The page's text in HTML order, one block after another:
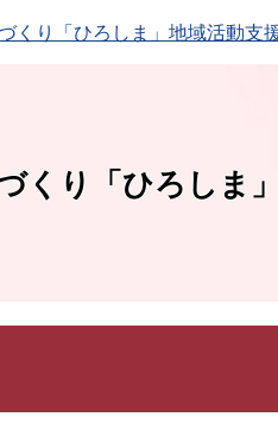
くり「ひろしま」地域活動支
くり「ひろしま